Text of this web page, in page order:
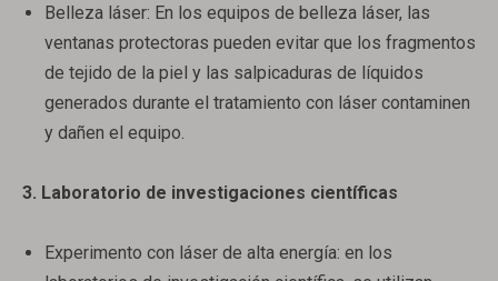
Belleza láser: En los equipos de belleza láser, las
ventanas protectoras pueden evitar que los fragmentos
de tejido de la piel y las salpicaduras de líquidos
generados durante el tratamiento con láser contaminen
y dañen el equipo.
3. Laboratorio de investigaciones científicas
Experimento con láser de alta energía: en los